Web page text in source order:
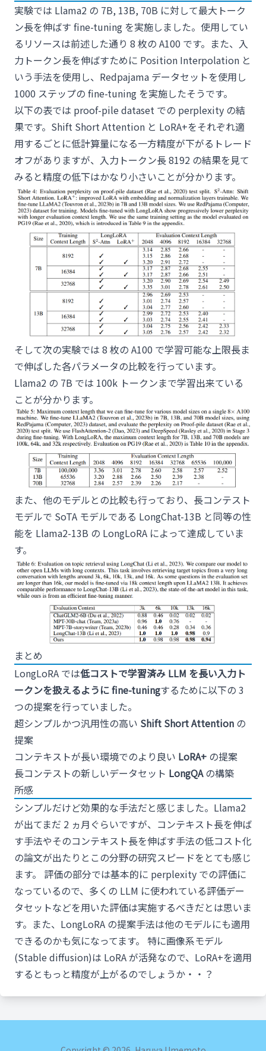
実験では Llama2 の 7B, 13B, 70B に対して最大トーク
ン長を伸ばす fine-tuning を実施しました。使用してい
るリソースは前述した通り 8 枚の A100 です。また、入
力トークン長を伸ばすために Position Interpolation と
いう手法を使用し、 Redpajama データセットを使用し
1000 ステップの fine-tuning を実施したそうです。
以下の表では proof-pile dataset での perplexity の結
果です。Shift Short Attention と LoRA+をそれぞれ適
用するごとに低計算量になる一方精度が下がるトレード
オフがありますが、入力トークン長 8192 の結果を見て
みると精度の低下はかなり小さいことが分かります。
そして次の実験では 8 枚の A100 で学習可能な上限長ま
で伸ばした各パラメータの比較を行っています。
Llama2 の 7B では 100k トークンまで学習出来ている
ことが分かります。
また、他のモデルとの比較も行っており、長コンテスト
モデルで SoTA モデルである LongChat-13B と同等の性
能を Llama2-13B の LongLoRA によって達成していま
す。
まとめ
LongLoRA では低コストで学習済み LLM を長い入力ト
ークンを扱えるように fine-tuningするために以下の 3
つの提案を行っていました。
超シンプルかつ汎用性の高い Shift Short Attention の
提案
コンテキストが長い環境でのより良い LoRA+ の提案
長コンテストの新しいデータセット LongQAの構築
所感
シンプルだけど効果的な手法だと感じました。Llama2
が出てまだ 2 ヵ月ぐらいですが、コンテキスト長を伸ば
す手法やそのコンテキスト長を伸ばす手法の低コスト化
の論文が出たりとこの分野の研究スピードをとても感じ
ます。 評価の部分では基本的に perplexity での評価に
なっているので、多くの LLM に使われている評価デー
タセットなどを用いた評価は実施するべきだとは思いま
す。また、LongLoRA の提案手法は他のモデルにも適用
できるのかも気になってます。 特に画像系モデル
(Stable diffusion)は LoRA が活発なので、LoRA+を適用
するともっと精度が上がるのでしょうか・・？